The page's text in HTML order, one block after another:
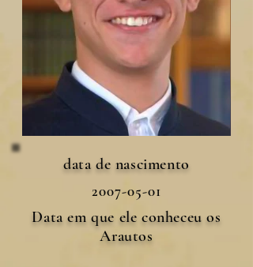
data de nascimento
2007-05-01
Data em que ele conheceu os
Arautos